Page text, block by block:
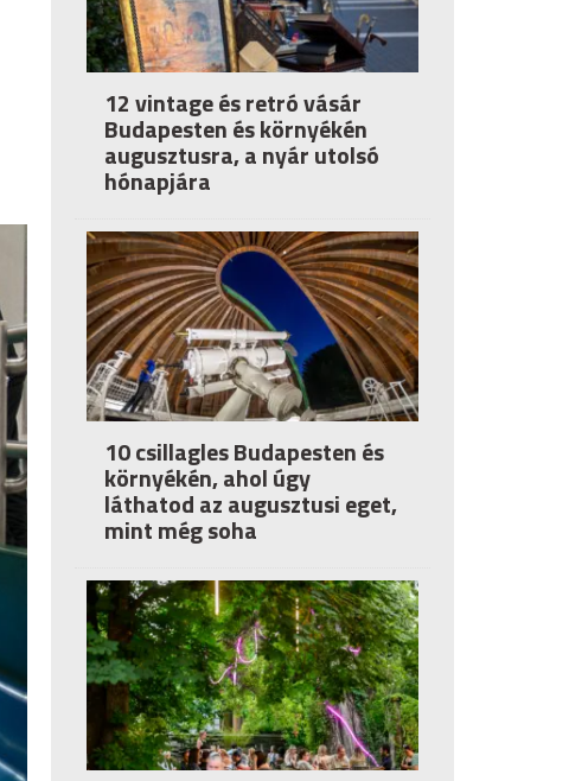
12 vintage és retró vásár
Budapesten és környékén
augusztusra, a nyár utolsó
hónapjára
10 csillagles Budapesten és
környékén, ahol úgy
láthatod az augusztusi eget,
mint még soha